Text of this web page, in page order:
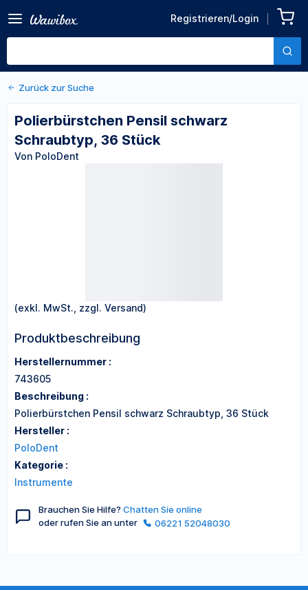
Registrieren/Login
schwarz Schraubtyp, 36
Stück
Von PoloDent
Zurück zu den Produktdetails
Zurück zur Suche
Polierbürstchen Pensil schwarz
Schraubtyp, 36 Stück
Von PoloDent
(exkl. MwSt., zzgl. Versand)
Produktbeschreibung
Herstellernummer :
743605
Beschreibung :
Polierbürstchen Pensil schwarz Schraubtyp, 36 Stück
Hersteller :
PoloDent
Kategorie :
Instrumente
Brauchen Sie Hilfe? Chatten Sie online
oder rufen Sie an unter
06221 52048030